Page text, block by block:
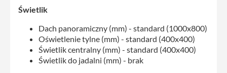
Świetlik
Dach panoramiczny (mm) - standard (1000x800)
Oświetlenie tylne (mm) - standard (400x400)
Świetlik centralny (mm) - standard (400x400)
Świetlik do jadalni (mm) - brak